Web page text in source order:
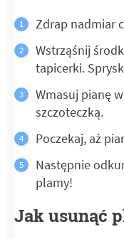
Zdrap nadmiar
Wstrząśnij
tapicerki.
Wmasuj pianę
szczoteczką.
Poczekaj, aż
Następnie
plamy!
Jak usunąć